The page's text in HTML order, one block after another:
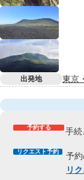
出発地 東京
予約する 手続
リクエスト予約
予
リ